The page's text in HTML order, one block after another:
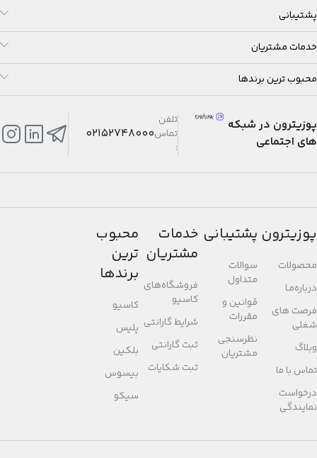
پشتیبانی
خدمات مشتریان
محبوب ترین برندها
پوزیترون در شبکه
های اجتماعی
تلفن
تماس
:
02152748000
پوزیترون
محصولات
درباره‌مـا
فرصت های
شغلی
وبلاگ
تماس با ما
درخواست
نمایندگی
پشتیبانی
سوالات
متداول
قوانین و
مقررات
نظرسنجی
مشتریان
خدمات
مشتریان
فروشگاه‌های
کاسیو
شرایط گارانتی
ثبت گارانتی
ثبت شکایات
محبوب
ترین
برندها
کاسیو
پلیس
بلکین
بیسوس
سیکو